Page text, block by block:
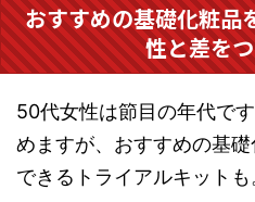
おすすめの基礎化粧品
性と差を
50代女性は節目の年代で
めますが、おすすめの基
できるトライアルキットも